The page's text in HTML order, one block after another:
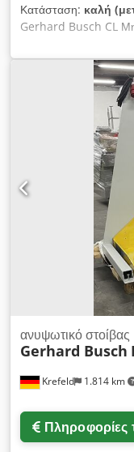
Κατάσταση: καλή
Gerhard Busch CL
μηχανή
Άριστη κατάσταση,
πρωτοπόρος στην
προωθητήρων. 100%
φθοράς. Τεχνικά
Ελάχ. μέγεθος:
εμβόλου: 180mm
Εγκατεστημένη
ταχύτατη υδραυλική
φωτοκύτταρα για
ρυθμιζόμενα
ολόκληρης της
ρύθμιση τραπεζιού.
όλους τους άξονες.
χειροκίνητος.
ταινία μεταφοράς
Κατασκευάζεται στη
Krefeld 1.814 km
ανυψωτικό στοίβας
Gerhard Busch
Πληροφορίες